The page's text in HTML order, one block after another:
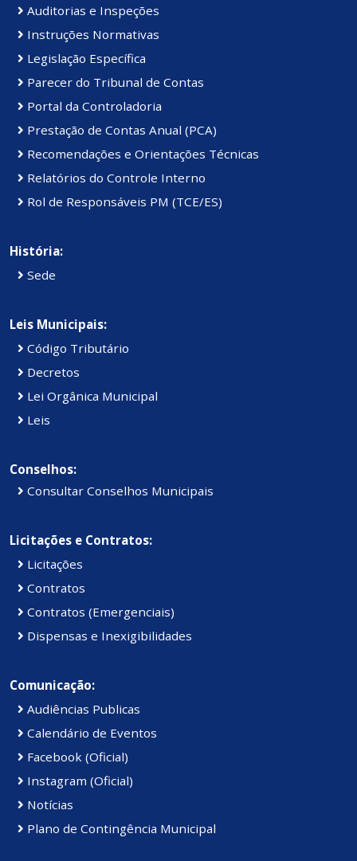
Auditorias e Inspeções
Instruções Normativas
Legislação Específica
Parecer do Tribunal de Contas
Portal da Controladoria
Prestação de Contas Anual (PCA)
Recomendações e Orientações Técnicas
Relatórios do Controle Interno
Rol de Responsáveis PM (TCE/ES)
História:
Sede
Leis Municipais:
Código Tributário
Decretos
Lei Orgânica Municipal
Leis
Conselhos:
Consultar Conselhos Municipais
Licitações e Contratos:
Licitações
Contratos
Contratos (Emergenciais)
Dispensas e Inexigibilidades
Comunicação:
Audiências Publicas
Calendário de Eventos
Facebook (Oficial)
Instagram (Oficial)
Notícias
Plano de Contingência Municipal